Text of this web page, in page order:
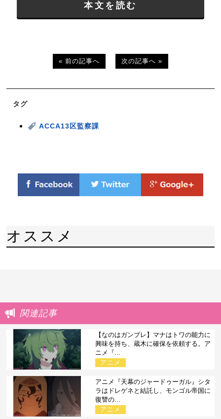
本文を読む
« 前の記事へ 次の記事へ »
タグ
ACCA13区監察課
オススメ
関連記事
【なのはガンブレ】マナはトワの能力に
興味を持ち、蔵木に確保を依頼する。ア
ニメ『...
アニメ
アニメ『天幕のジャードゥーガル』シタ
ラはドレゲネと結託し、モンゴル帝国に
復讐の...
アニメ